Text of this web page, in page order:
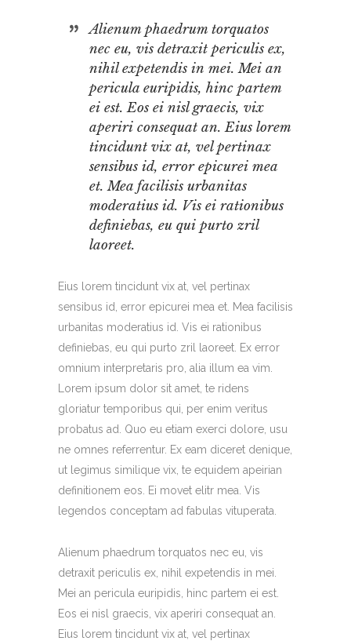
Alienum phaedrum torquatos
nec eu, vis detraxit periculis ex,
nihil expetendis in mei. Mei an
pericula euripidis, hinc partem
ei est. Eos ei nisl graecis, vix
aperiri consequat an. Eius lorem
tincidunt vix at, vel pertinax
sensibus id, error epicurei mea
et. Mea facilisis urbanitas
moderatius id. Vis ei rationibus
definiebas, eu qui purto zril
laoreet.
Eius lorem tincidunt vix at, vel pertinax
sensibus id, error epicurei mea et. Mea facilisis
urbanitas moderatius id. Vis ei rationibus
definiebas, eu qui purto zril laoreet. Ex error
omnium interpretaris pro, alia illum ea vim.
Lorem ipsum dolor sit amet, te ridens
gloriatur temporibus qui, per enim veritus
probatus ad. Quo eu etiam exerci dolore, usu
ne omnes referrentur. Ex eam diceret denique,
ut legimus similique vix, te equidem apeirian
definitionem eos. Ei movet elitr mea. Vis
legendos conceptam ad fabulas vituperata.
Alienum phaedrum torquatos nec eu, vis
detraxit periculis ex, nihil expetendis in mei.
Mei an pericula euripidis, hinc partem ei est.
Eos ei nisl graecis, vix aperiri consequat an.
Eius lorem tincidunt vix at, vel pertinax